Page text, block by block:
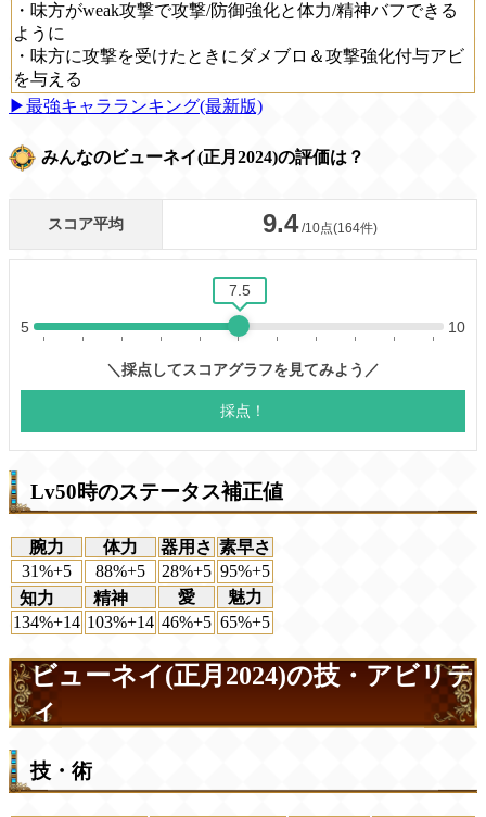
・味方がweak攻撃で攻撃/防御強化と体力/精神バフできる
ように
・味方に攻撃を受けたときにダメブロ＆攻撃強化付与アビ
を与える
▶最強キャラランキング(最新版)
みんなのビューネイ(正月2024)の評価は？
Lv50時のステータス補正値
腕力 体力 器用さ 素早さ
31%+5
88%+5 28%+5 95%+5
知力
精神 愛
魅力
134%+14 103%+14 46%+5 65%+5
ビューネイ(正月2024)の技・アビリテ
ィ
技・術